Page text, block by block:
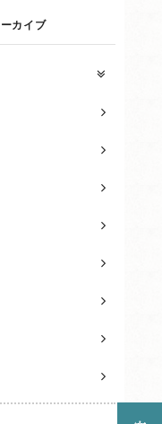
カイブ